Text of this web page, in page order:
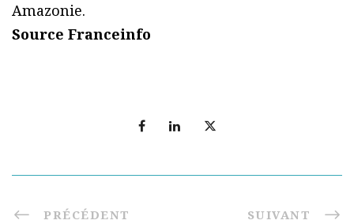
Amazonie.
Source Franceinfo
PRÉCÉDENT SUIVANT